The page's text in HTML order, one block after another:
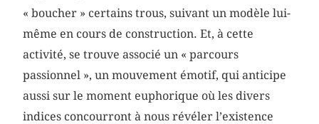
« boucher » certains trous, suivant un modèle lui-
même en cours de construction. Et, à cette
activité, se trouve associé un « parcours
passionnel », un mouvement émotif, qui anticipe
aussi sur le moment euphorique où les divers
indices concourront à nous révéler l’existence